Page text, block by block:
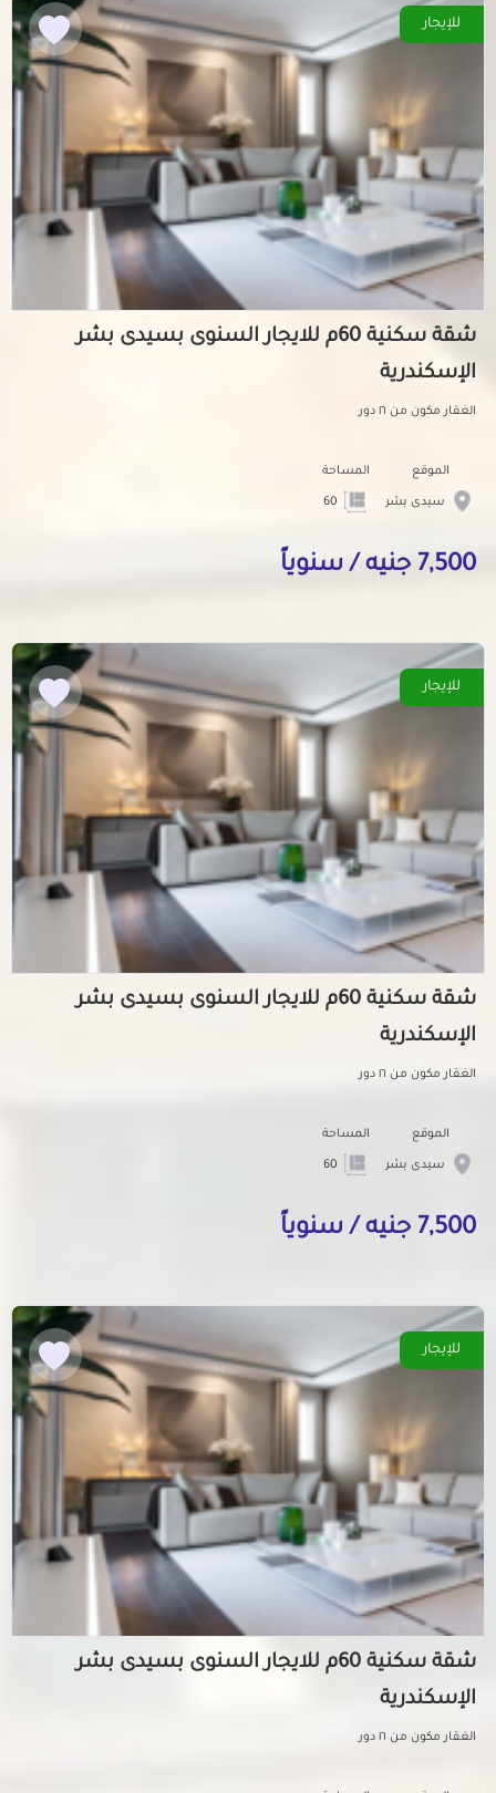
للإيجار
شقة سكنية 60م للايجار السنوى بسيدى بشر
الإسكندرية
الغقار مكون من ١٦ دور
الموقع
سيدى بشر
المساحة
7,500 جنيه / سنوياً
للإيجار
شقة سكنية 60م للايجار السنوى بسيدى بشر
الإسكندرية
الغقار مكون من ١٦ دور
الموقع
سيدى بشر
المساحة
7,500 جنيه / سنوياً
للإيجار
شقة سكنية 60م للايجار السنوى بسيدى بشر
الإسكندرية
الغقار مكون من ١٦ دور